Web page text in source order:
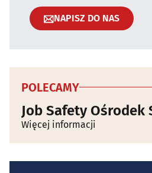
NAPISZ DO NAS
POLECAMY
Job Safety Ośrodek
Więcej informacji